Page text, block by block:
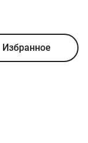
Избранное